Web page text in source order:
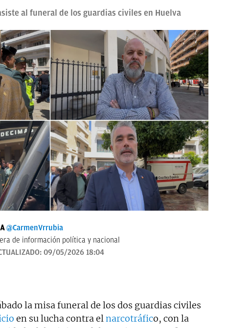
al funeral de los guardias civiles en Huelva
@CarmenVrrubia
de información política y nacional
09/05/2026 18:04
la misa funeral de los dos guardias civiles
en su lucha contra el narcotráfico, con la